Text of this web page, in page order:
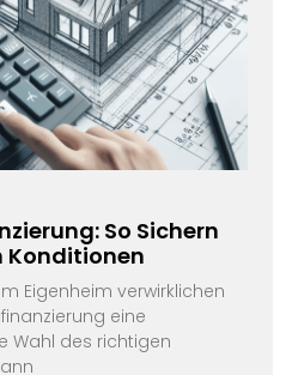
So Sichern
Konditionen
Eigenheim verwirklichen
eine
Wahl des richtigen